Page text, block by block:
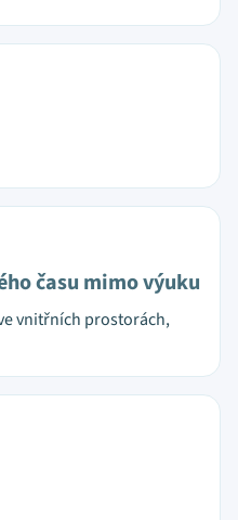
času mimo výuku
vnitřních prostorách,